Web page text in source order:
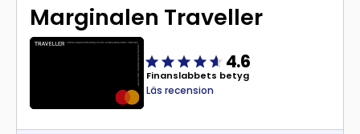
4.6
Finanslabbets betyg
Läs recension
Marginalen Traveller